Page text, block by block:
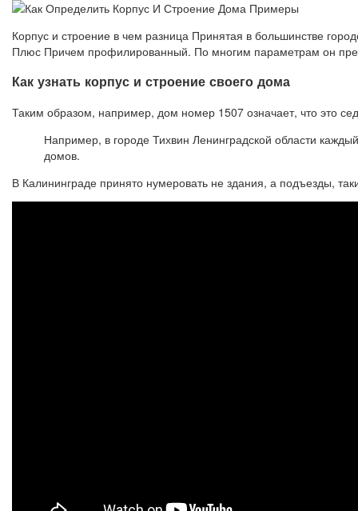
Корпус и строение в чем разница Принятая в большинстве
Плюс Причем профилированный. По многим параметрам он
Как узнать корпус и строение своего дома
Таким образом, например, дом номер 1507 означает, что это
Например, в городе Тихвин Ленинградской области
домов.
В Калининграде принято нумеровать не здания, а подъезды,